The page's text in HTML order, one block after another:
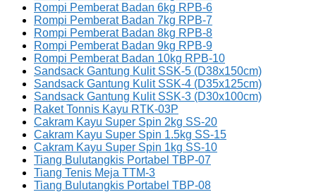
Rompi Pemberat Badan 6kg RPB-6
Rompi Pemberat Badan 7kg RPB-7
Rompi Pemberat Badan 8kg RPB-8
Rompi Pemberat Badan 9kg RPB-9
Rompi Pemberat Badan 10kg RPB-10
Sandsack Gantung Kulit SSK-5 (D38x150cm)
Sandsack Gantung Kulit SSK-4 (D35x125cm)
Sandsack Gantung Kulit SSK-3 (D30x100cm)
Raket Tonnis Kayu RTK-03P
Cakram Kayu Super Spin 2kg SS-20
Cakram Kayu Super Spin 1.5kg SS-15
Cakram Kayu Super Spin 1kg SS-10
Tiang Bulutangkis Portabel TBP-07
Tiang Tenis Meja TTM-3
Tiang Bulutangkis Portabel TBP-08